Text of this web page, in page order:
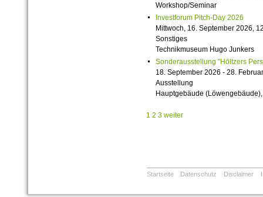
Workshop/Seminar
Investforum Pitch-Day 2026
Mittwoch, 16. September 2026,
Sonstiges
Technikmuseum Hugo Junkers
Sonderausstellung "Höltzers
18. September 2026 - 28.
Ausstellung
Hauptgebäude
1 2 3 weiter
Startseite Datenschutz Disclaimer